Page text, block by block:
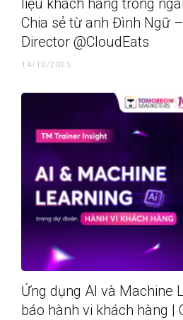
liệu khách hàng trong
Chia sẻ từ anh Đình Ngữ
Director @CloudEats
14/10/2025
Ứng dụng AI và Machine
báo hành vi khách hàng |